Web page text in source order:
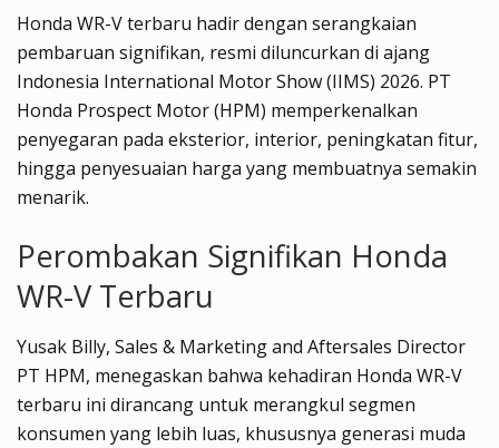
Honda WR-V terbaru hadir dengan serangkaian
pembaruan signifikan, resmi diluncurkan di ajang
Indonesia International Motor Show (IIMS) 2026. PT
Honda Prospect Motor (HPM) memperkenalkan
penyegaran pada eksterior, interior, peningkatan fitur,
hingga penyesuaian harga yang membuatnya semakin
menarik.
Perombakan Signifikan Honda
WR-V Terbaru
Yusak Billy, Sales & Marketing and Aftersales Director
PT HPM, menegaskan bahwa kehadiran Honda WR-V
terbaru ini dirancang untuk merangkul segmen
konsumen yang lebih luas, khususnya generasi muda